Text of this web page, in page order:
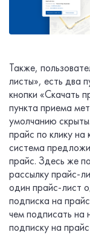
Также,
листы», есть два
кнопки «Скачать
пункта приема
умолчанию
прайс по клику на
система
прайс. Здесь же
рассылку прайс-
один прайс-лист
подписка на
чем подписать на
подписку на